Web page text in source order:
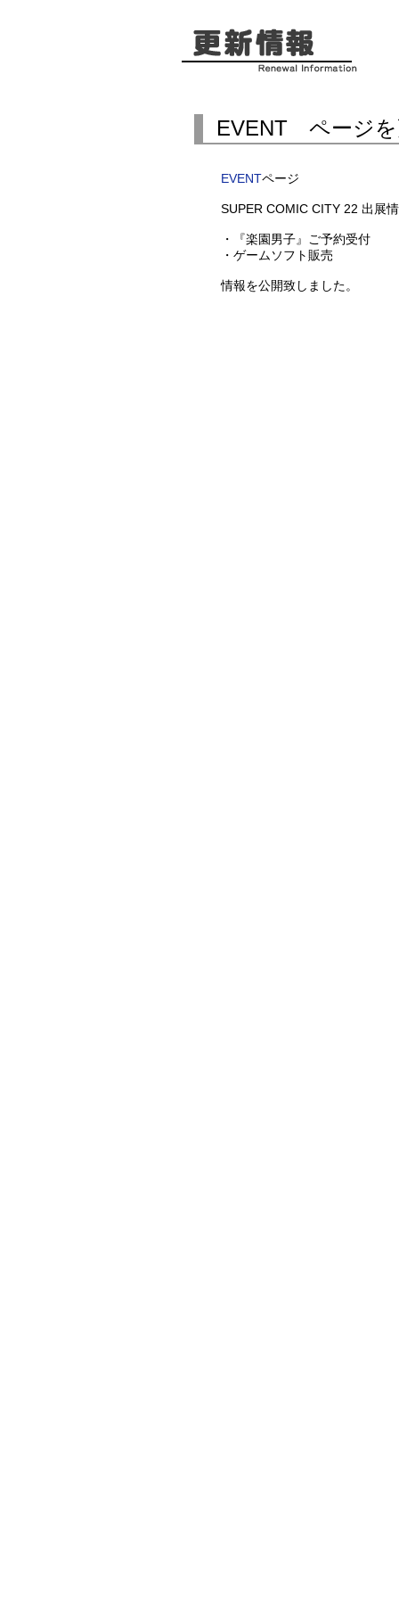
EVENT ページを
EVENTページ
SUPER COMIC CITY 22 出展
・『楽園男子』ご予約受付
・ゲームソフト販売
情報を公開致しました。